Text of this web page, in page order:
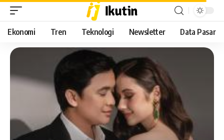
Ekonomi Tren Teknologi Newsletter Data Pasar